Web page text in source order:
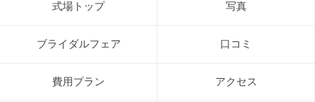
式場トップ 写真
ブライダルフェア 口コミ
費用プラン アクセス